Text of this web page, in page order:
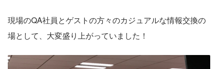
現場のQA社員とゲストの方々のカジュアルな情報交換の
場として、大変盛り上がっていました！